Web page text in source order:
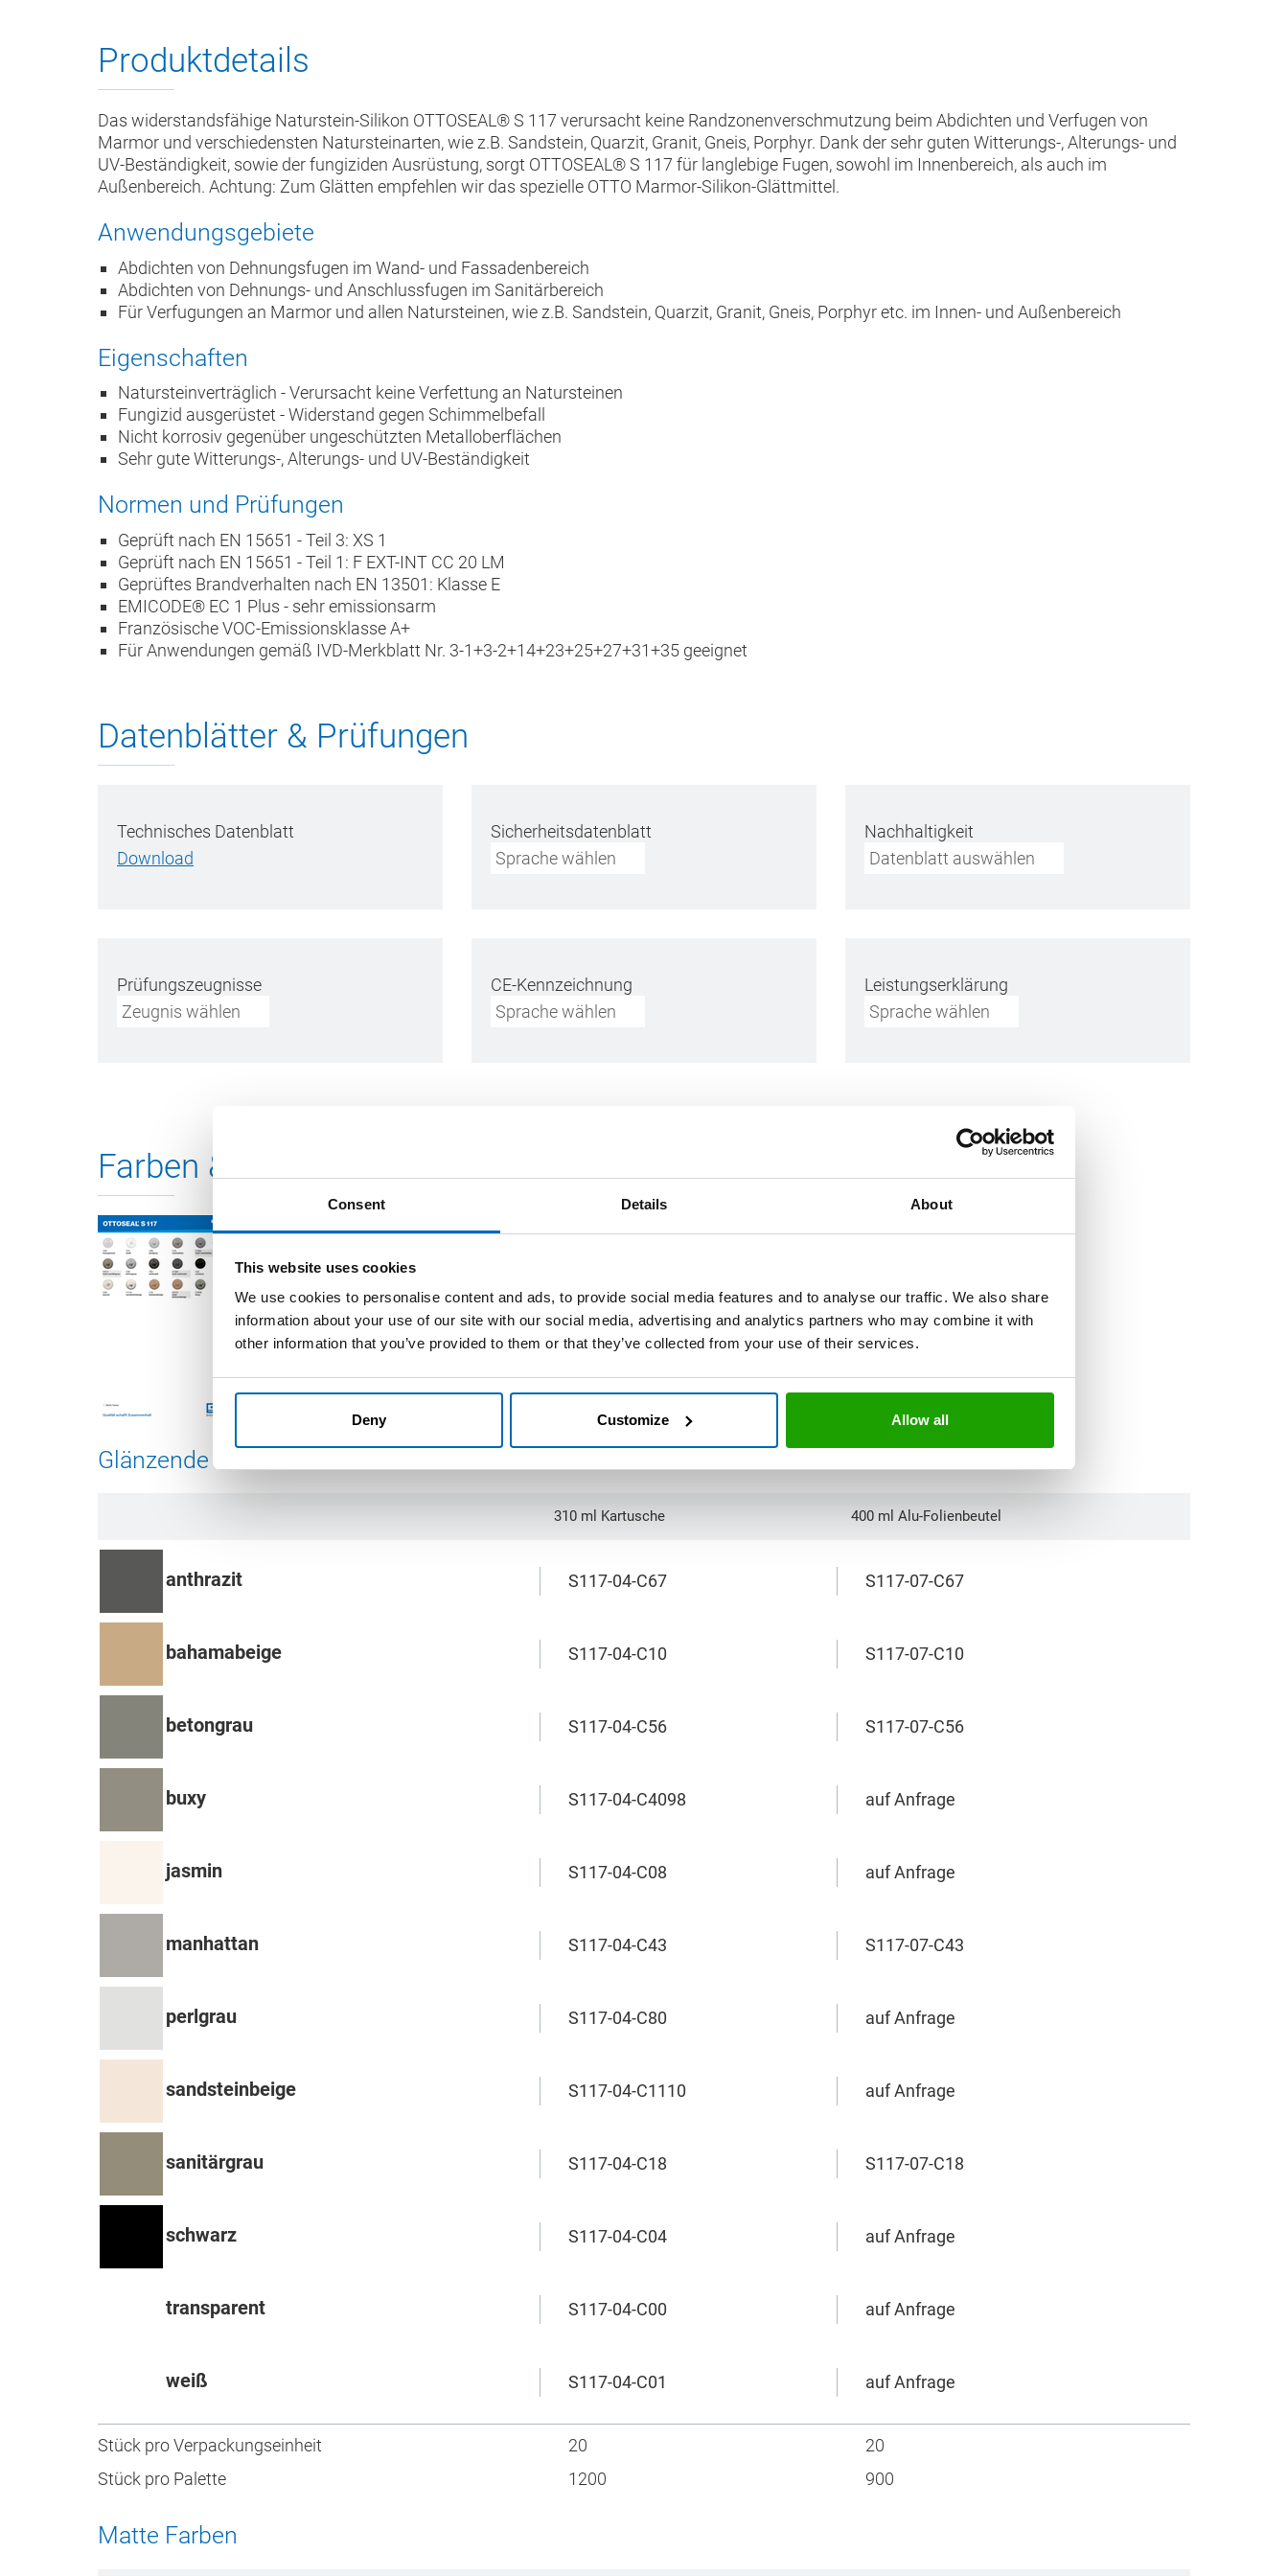
Consent Details About
This website uses cookies
We use cookies to personalise content and ads, to provide social media features and to analyse our traffic. We also share
information about your use of our site with our social media, advertising and analytics partners who may combine it with
other information that you’ve provided to them or that they’ve collected from your use of their services.
Deny Customize Allow all
Produktdetails
Das widerstandsfähige Naturstein-Silikon OTTOSEAL® S 117 verursacht keine Randzonenverschmutzung beim Abdichten und Verfugen von
Marmor und verschiedensten Natursteinarten, wie z.B. Sandstein, Quarzit, Granit, Gneis, Porphyr. Dank der sehr guten Witterungs-, Alterungs- und
UV-Beständigkeit, sowie der fungiziden Ausrüstung, sorgt OTTOSEAL® S 117 für langlebige Fugen, sowohl im Innenbereich, als auch im
Außenbereich. Achtung: Zum Glätten empfehlen wir das spezielle OTTO Marmor-Silikon-Glättmittel.
Anwendungsgebiete
Abdichten von Dehnungsfugen im Wand- und Fassadenbereich
Abdichten von Dehnungs- und Anschlussfugen im Sanitärbereich
Für Verfugungen an Marmor und allen Natursteinen, wie z.B. Sandstein, Quarzit, Granit, Gneis, Porphyr etc. im Innen- und Außenbereich
Eigenschaften
Natursteinverträglich - Verursacht keine Verfettung an Natursteinen
Fungizid ausgerüstet - Widerstand gegen Schimmelbefall
Nicht korrosiv gegenüber ungeschützten Metalloberflächen
Sehr gute Witterungs-, Alterungs- und UV-Beständigkeit
Normen und Prüfungen
Geprüft nach EN 15651 - Teil 3: XS 1
Geprüft nach EN 15651 - Teil 1: F EXT-INT CC 20 LM
Geprüftes Brandverhalten nach EN 13501: Klasse E
EMICODE® EC 1 Plus - sehr emissionsarm
Französische VOC-Emissionsklasse A+
Für Anwendungen gemäß IVD-Merkblatt Nr. 3-1+3-2+14+23+25+27+31+35 geeignet
Datenblätter & Prüfungen
Technisches Datenblatt
Download
Sicherheitsdatenblatt
Sprache wählen
Nachhaltigkeit
Datenblatt auswählen
Prüfungszeugnisse
Zeugnis wählen
CE-Kennzeichnung
Sprache wählen
Leistungserklärung
Sprache wählen
Farben & Lieferform
Glänzende Farben
310 ml Kartusche 400 ml Alu-Folienbeutel
anthrazit S117-04-C67 S117-07-C67
bahamabeige S117-04-C10 S117-07-C10
betongrau S117-04-C56 S117-07-C56
buxy S117-04-C4098 auf Anfrage
jasmin S117-04-C08 auf Anfrage
manhattan S117-04-C43 S117-07-C43
perlgrau S117-04-C80 auf Anfrage
sandsteinbeige S117-04-C1110 auf Anfrage
sanitärgrau S117-04-C18 S117-07-C18
schwarz S117-04-C04 auf Anfrage
transparent S117-04-C00 auf Anfrage
weiß S117-04-C01 auf Anfrage
Stück pro Verpackungseinheit 20
20
Stück pro Palette
1200 900
Matte Farben